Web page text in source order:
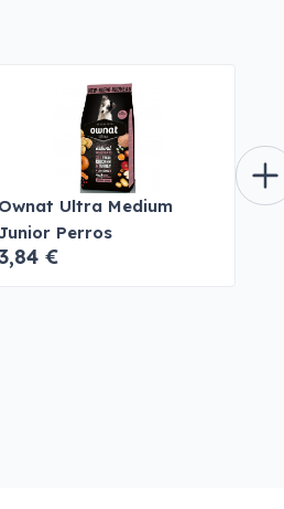
Ownat Ultra Medium
Perros
€